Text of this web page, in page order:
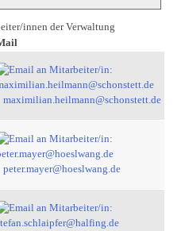
innen der Verwaltung
maximilian.heilmann@schonstett.de
peter.mayer@hoeslwang.de